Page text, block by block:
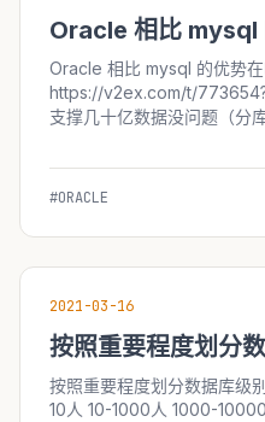
Oracle 相比 mysql
Oracle 相比 mysql 的优势在
https://v2ex.com/t/773654?p=1 目前的项目用的
支撑几十亿数据没问题（分
超级贵，那 Oracle 具体有
oracle only 的？ 看完了回复
#ORACLE
2021-03-16
按照重要程度划分
按照重要程度划分数据库级
10人 10-1000人 1000-